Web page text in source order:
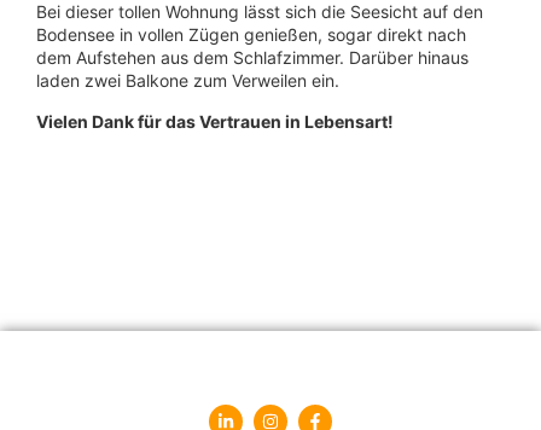
Bei dieser tollen Wohnung lässt sich die Seesicht auf den
Bodensee in vollen Zügen genießen, sogar direkt nach
dem Aufstehen aus dem Schlafzimmer. Darüber hinaus
laden zwei Balkone zum Verweilen ein.
Vielen Dank für das Vertrauen in Lebensart!